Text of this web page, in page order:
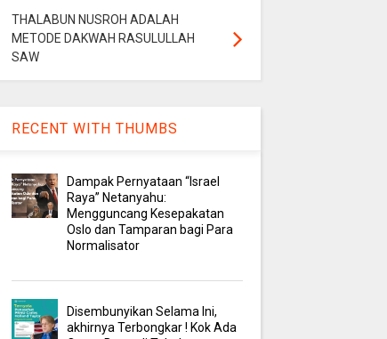
THALABUN NUSROH ADALAH
METODE DAKWAH RASULULLAH
SAW
RECENT WITH THUMBS
Dampak Pernyataan “Israel
Raya” Netanyahu:
Mengguncang Kesepakatan
Oslo dan Tamparan bagi Para
Normalisator
Disembunyikan Selama Ini,
akhirnya Terbongkar ! Kok Ada